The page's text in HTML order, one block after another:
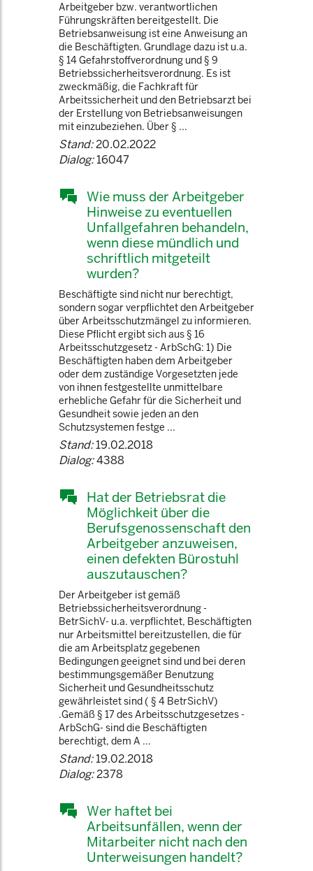
Arbeitgeber bzw. verantwortlichen
Führungskräften bereitgestellt. Die
Betriebsanweisung ist eine Anweisung an
die Beschäftigten. Grundlage dazu ist u.a.
§ 14 Gefahrstoffverordnung und § 9
Betriebssicherheitsverordnung. Es ist
zweckmäßig, die Fachkraft für
Arbeitssicherheit und den Betriebsarzt bei
der Erstellung von Betriebsanweisungen
mit einzubeziehen. Über § ...
Stand:20.02.2022
Dialog:16047
Wie muss der Arbeitgeber
Hinweise zu eventuellen
Unfallgefahren behandeln,
wenn diese mündlich und
schriftlich mitgeteilt
wurden?
Beschäftigte sind nicht nur berechtigt,
sondern sogar verpflichtet den Arbeitgeber
über Arbeitsschutzmängel zu informieren.
Diese Pflicht ergibt sich aus § 16
Arbeitsschutzgesetz - ArbSchG: 1) Die
Beschäftigten haben dem Arbeitgeber
oder dem zuständige Vorgesetzten jede
von ihnen festgestellte unmittelbare
erhebliche Gefahr für die Sicherheit und
Gesundheit sowie jeden an den
Schutzsystemen festge ...
Stand:19.02.2018
Dialog:4388
Hat der Betriebsrat die
Möglichkeit über die
Berufsgenossenschaft den
Arbeitgeber anzuweisen,
einen defekten Bürostuhl
auszutauschen?
Der Arbeitgeber ist gemäß
Betriebssicherheitsverordnung -
BetrSichV- u.a. verpflichtet, Beschäftigten
nur Arbeitsmittel bereitzustellen, die für
die am Arbeitsplatz gegebenen
Bedingungen geeignet sind und bei deren
bestimmungsgemäßer Benutzung
Sicherheit und Gesundheitsschutz
gewährleistet sind ( § 4 BetrSichV)
.Gemäß § 17 des Arbeitsschutzgesetzes -
ArbSchG- sind die Beschäftigten
berechtigt, dem A ...
Stand:19.02.2018
Dialog:2378
Wer haftet bei
Arbeitsunfällen, wenn der
Mitarbeiter nicht nach den
Unterweisungen handelt?